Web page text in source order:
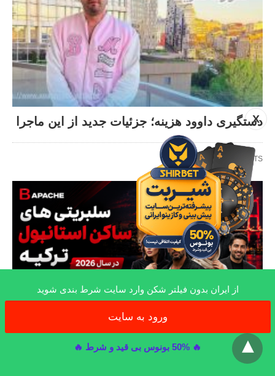
X
دستگیری داوود هزینه؛ جزئیات جدید از این ماجرا
RECENT POSTS
سلبریتی های ساکن استانبول ترکیه در سال
از ایران بدون فیلتر شکن وارد سایت شرط بندی شوید
ورود به سایت
🔥 50% بونوس بی قید و شرط 🔥